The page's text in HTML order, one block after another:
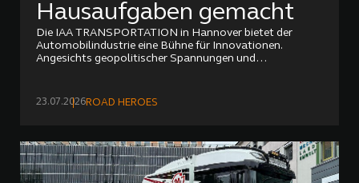
Hausaufgaben gemacht
Die IAA TRANSPORTATION in Hannover bietet der
Automobilindustrie eine Bühne für Innovationen.
Angesichts geopolitischer Spannungen und
23.07.2026ROAD HEROES